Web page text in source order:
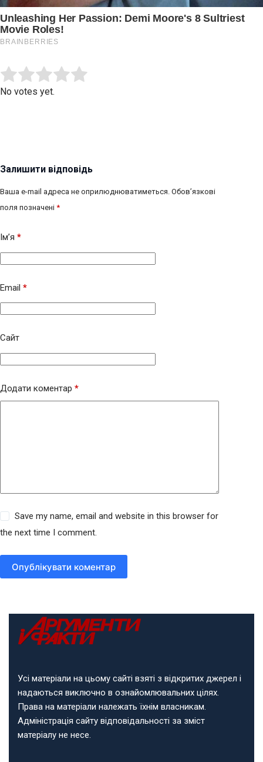
Rate this item:
No votes yet.
Залишити відповідь
Ваша e-mail адреса не оприлюднюватиметься. Обов’язкові
поля позначені *
Ім’я *
Email *
Сайт
Додати коментар *
Save my name, email and website in this browser for
the next time I comment.
Опублікувати коментар
Усі матеріали на цьому сайті взяті з відкритих джерел і
надаються виключно в ознайомлювальних цілях.
Права на матеріали належать їхнім власникам.
Адміністрація сайту відповідальності за зміст
матеріалу не несе.